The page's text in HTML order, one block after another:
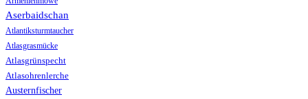
Aserbaidschan
Atlantiksturmtaucher
Atlasgrasmücke
Atlasgrünspecht
Atlasohrenlerche
Austernfischer